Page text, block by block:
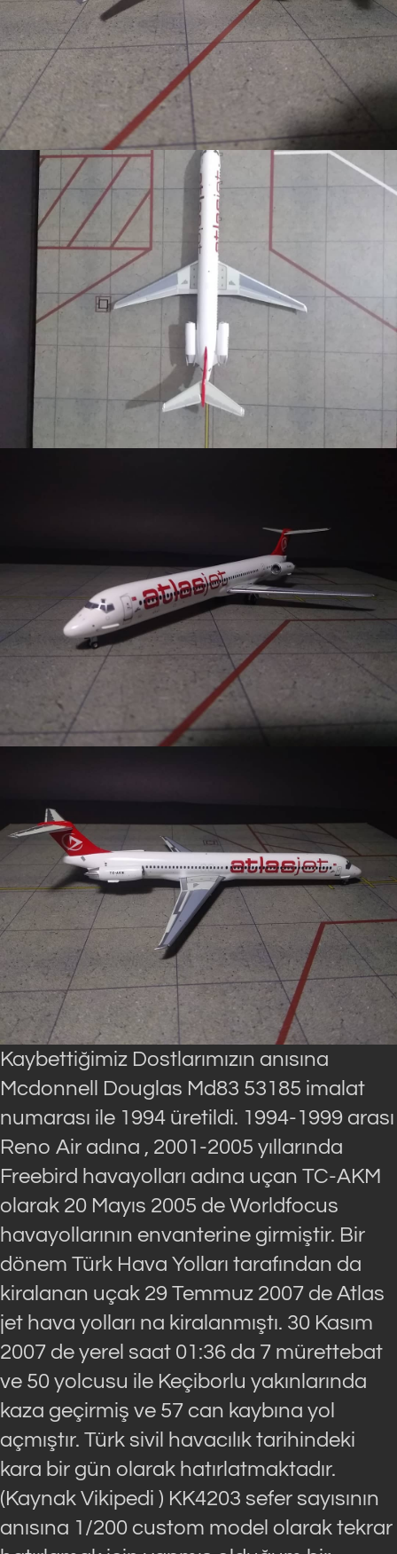
Kaybettiğimiz Dostlarımızın anısına
Mcdonnell Douglas Md83 53185 imalat
numarası ile 1994 üretildi. 1994-1999 arası
Reno Air adına , 2001-2005 yıllarında
Freebird havayolları adına uçan TC-AKM
olarak 20 Mayıs 2005 de Worldfocus
havayollarının envanterine girmiştir. Bir
dönem Türk Hava Yolları tarafından da
kiralanan uçak 29 Temmuz 2007 de Atlas
jet hava yolları na kiralanmıştı. 30 Kasım
2007 de yerel saat 01:36 da 7 mürettebat
ve 50 yolcusu ile Keçiborlu yakınlarında
kaza geçirmiş ve 57 can kaybına yol
açmıştır. Türk sivil havacılık tarihindeki
kara bir gün olarak hatırlatmaktadır.
(Kaynak Vikipedi ) KK4203 sefer sayısının
anısına 1/200 custom model olarak tekrar